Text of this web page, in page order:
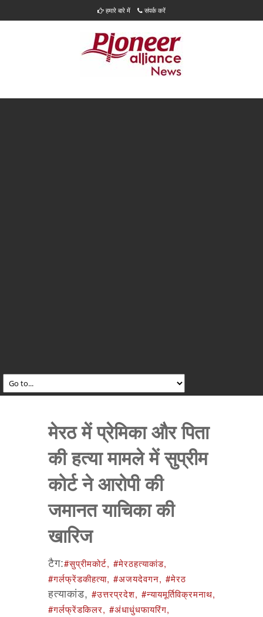
हमारे बारे में संपर्क करें
मेरठ में प्रेमिका और पिता
की हत्या मामले में सुप्रीम
कोर्ट ने आरोपी की
जमानत याचिका की
खारिज
टैग:#सुप्रीमकोर्ट, #मेरठहत्याकांड,
#गर्लफ्रेंडकीहत्या, #अजयदेवगन, #मेरठ
हत्याकांड, #उत्तरप्रदेश, #न्यायमूर्तिविक्रमनाथ,
#गर्लफ्रेंडकिलर, #अंधाधुंधफायरिंग,